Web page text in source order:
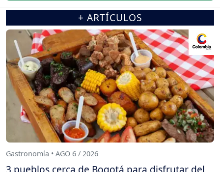
+ ARTÍCULOS
Gastronomía • AGO 6 / 2026
3 pueblos cerca de Bogotá para disfrutar del